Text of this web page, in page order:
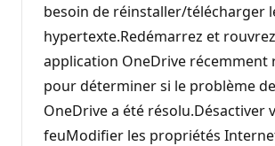
besoin de réinstaller/télécharger
hypertexte.Redémarrez et
application OneDrive récemment
pour déterminer si le problème
OneDrive a été résolu.Désactiver
feuModifier les propriétés